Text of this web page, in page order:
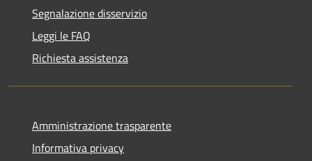
Segnalazione disservizio
Leggi le FAQ
Richiesta assistenza
Amministrazione trasparente
Informativa privacy